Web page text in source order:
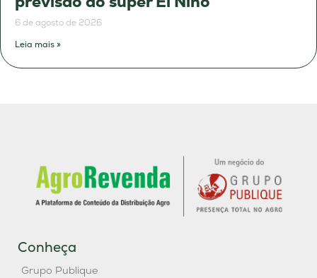
6 de agosto de 2026
Leia mais »
Conheça
Grupo Publique